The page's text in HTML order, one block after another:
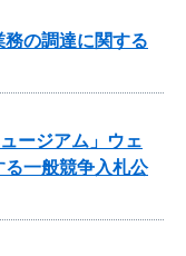
の調達に関する
ージアム」ウェ
一般競争入札公